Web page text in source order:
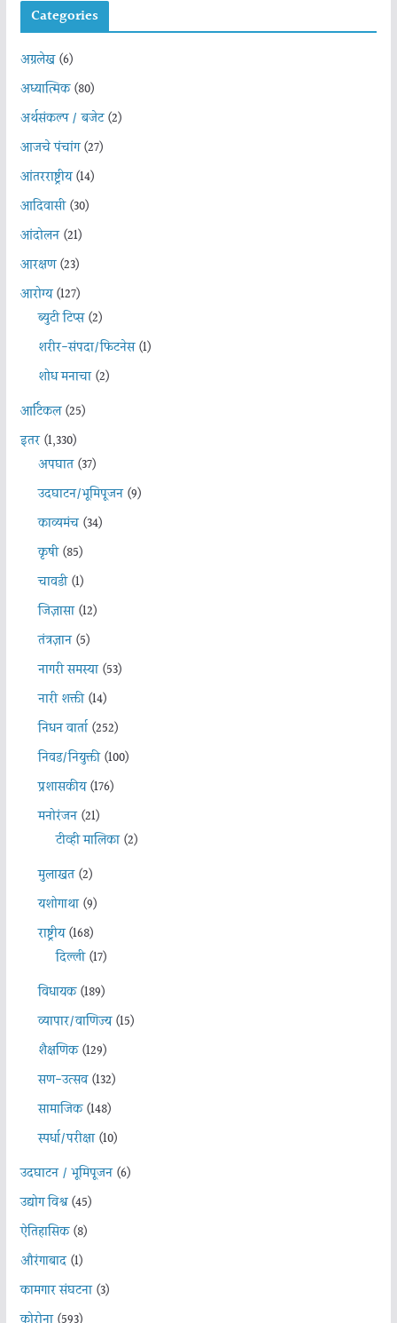
Categories
अग्रलेख(6)
अध्यात्मिक(80)
अर्थसंकल्प / बजेट(2)
आजचे पंचांग(27)
आंतरराष्ट्रीय(14)
आदिवासी(30)
आंदोलन(21)
आरक्षण(23)
आरोग्य(127)
ब्युटी टिप्स(2)
शरीर-संपदा/फिटनेस(1)
शोध मनाचा(2)
आर्टिकल(25)
इतर(1,330)
अपघात(37)
उदघाटन/भूमिपूजन(9)
काव्यमंच(34)
कृषी(85)
चावडी(1)
जिज्ञासा(12)
तंत्रज्ञान(5)
नागरी समस्या(53)
नारी शक्ती(14)
निधन वार्ता(252)
निवड/नियुक्ती(100)
प्रशासकीय(176)
मनोरंजन(21)
टीव्ही मालिका(2)
मुलाखत(2)
यशोगाथा(9)
राष्ट्रीय(168)
दिल्ली(17)
विधायक(189)
व्यापार/वाणिज्य(15)
शैक्षणिक(129)
सण-उत्सव(132)
सामाजिक(148)
स्पर्धा/परीक्षा(10)
उदघाटन / भूमिपूजन(6)
उद्योग विश्व(45)
ऐतिहासिक(8)
औरंगाबाद(1)
कामगार संघटना(3)